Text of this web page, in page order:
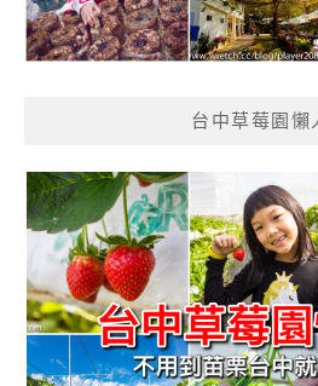
台中草莓園懶